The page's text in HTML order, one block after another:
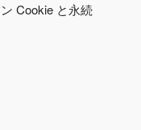
Cookie と永続